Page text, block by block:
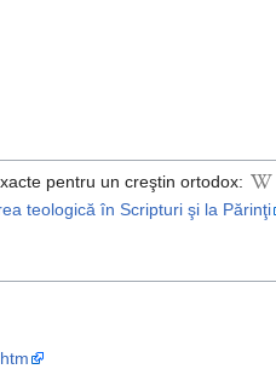
pentru un creştin ortodox:
teologică în Scripturi şi la Părinţi